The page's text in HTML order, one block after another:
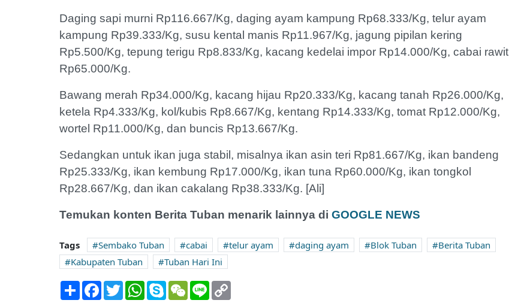
Daging sapi murni Rp116.667/Kg, daging ayam kampung Rp68.333/Kg, telur ayam
kampung Rp39.333/Kg, susu kental manis Rp11.967/Kg, jagung pipilan kering
Rp5.500/Kg, tepung terigu Rp8.833/Kg, kacang kedelai impor Rp14.000/Kg, cabai rawit
Rp65.000/Kg.
Bawang merah Rp34.000/Kg, kacang hijau Rp20.333/Kg, kacang tanah Rp26.000/Kg,
ketela Rp4.333/Kg, kol/kubis Rp8.667/Kg, kentang Rp14.333/Kg, tomat Rp12.000/Kg,
wortel Rp11.000/Kg, dan buncis Rp13.667/Kg.
Sedangkan untuk ikan juga stabil, misalnya ikan asin teri Rp81.667/Kg, ikan bandeng
Rp25.333/Kg, ikan kembung Rp17.000/Kg, ikan tuna Rp60.000/Kg, ikan tongkol
Rp28.667/Kg, dan ikan cakalang Rp38.333/Kg. [Ali]
Temukan konten Berita Tuban menarik lainnya di GOOGLE NEWS
Tags Sembako Tuban cabai telur ayam daging ayam Blok Tuban
Berita Tuban
Kabupaten Tuban
Tuban Hari Ini
Share Facebook
TwitterWhatsApp
SkypeWeChatLine
Vaksin Covid-19 Dosis
Titik Balik Pengusaha